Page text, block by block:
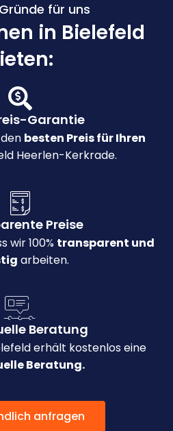
für uns
in Bielefeld
Garantie
besten Preis für Ihren
Heerlen-Kerkrade.
Preise
wir 100% transparent und
arbeiten.
Beratung
erhält kostenlos eine
Beratung.
anfragen